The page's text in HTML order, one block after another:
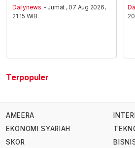
Dailynews - Jumat , 07 Aug 2026,
21:15 WIB
Terpopuler
AMEERA
EKONOMI SYARIAH
SKOR